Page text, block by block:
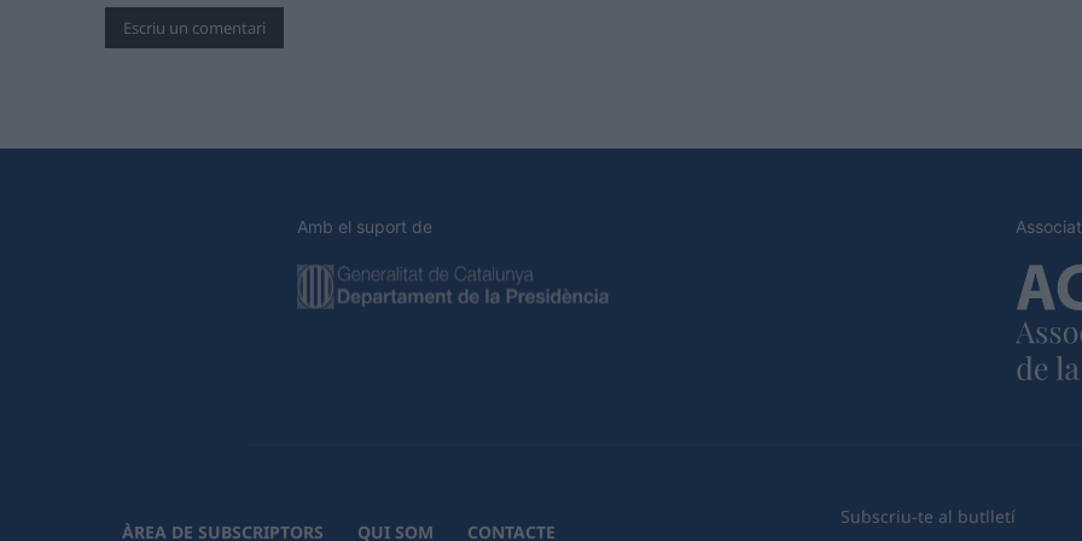
Amb el suport de
ÀREA DE SUBSCRIPTORS QUI SOM CONTACTE
Subscriu-te al butlletí